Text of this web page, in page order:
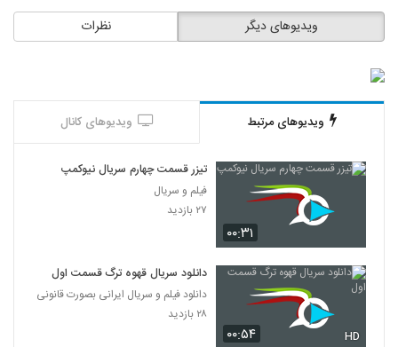
نظرات ویدیوهای دیگر
ویدیوهای مرتبط ویدیوهای کانال
۰۰:۳۱
تیزر قسمت چهارم سریال نیوکمپ
فیلم و سریال
۲۷ بازدید
۰۰:۵۴ HD
دانلود سریال قهوه ترگ قسمت اول
دانلود فیلم و سریال ایرانی بصورت قانونی
۲۸ بازدید